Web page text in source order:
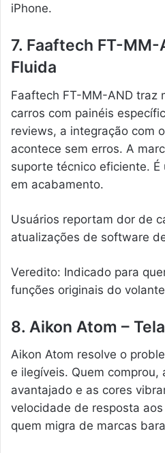
iPhone.
7. Faaftech FT-
Fluida
Faaftech FT-MM-AND traz
carros com painéis
reviews, a integração com
acontece sem erros. A
suporte técnico eficiente. É
em acabamento.
Usuários reportam dor de
atualizações de software
Veredito: Indicado para
funções originais do
8. Aikon Atom –
Aikon Atom resolve o
e ilegíveis. Quem comprou,
avantajado e as cores
velocidade de resposta
quem migra de marcas